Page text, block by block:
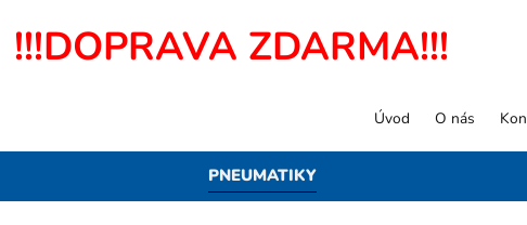
!!!DOPRAVA ZDARMA!!!
PNEUMATIKY
Úvod O nás